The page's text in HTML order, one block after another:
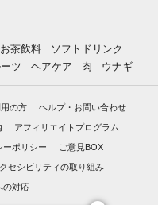
お茶飲料
ソフトドリンク
ツ ヘアケア 肉 ウナギ
の方 ヘルプ・お問い合わせ
アフィリエイトプログラム
ーポリシー ご意見BOX
セシビリティの取り組み
の対応